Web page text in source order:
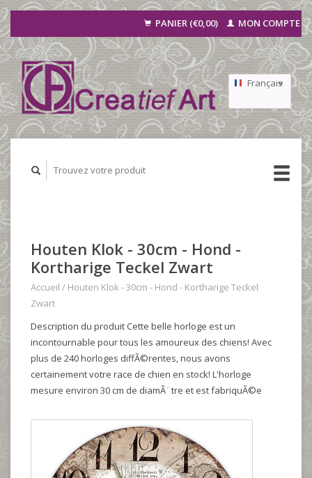
PANIER (€0,00) MON COMPTE
Français
Nederlands
Houten Klok - 30cm - Hond -
Kortharige Teckel Zwart
Accueil / Houten Klok - 30cm - Hond - Kortharige Teckel
Zwart
Description du produit Cette belle horloge est un
incontournable pour tous les amoureux des chiens! Avec
plus de 240 horloges diffÃ©rentes, nous avons
certainement votre race de chien en stock! L'horloge
mesure environ 30 cm de diamÃ¨tre et est fabriquÃ©e